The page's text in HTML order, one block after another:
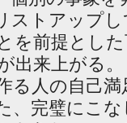
ストアップ
を前提とし
出来上がる。
る人の自己
、完璧にこ